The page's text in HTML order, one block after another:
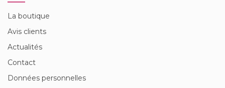
La boutique
Avis clients
Actualités
Contact
Données personnelles